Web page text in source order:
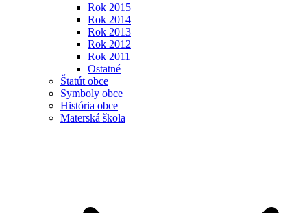
Rok 2015
Rok 2014
Rok 2013
Rok 2012
Rok 2011
Ostatné
Štatút obce
Symboly obce
História obce
Materská škola